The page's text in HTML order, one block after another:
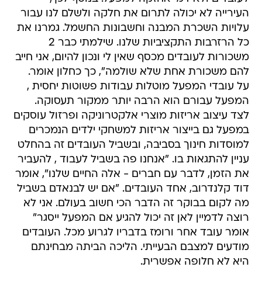
העירייה לא יכולה לתרום את חלקה ולשלם לנו עבור
עלויות השכרת המבנה וחשבונות החשמל. גמרנו את
כל הרזרבות התקציביות שלנו. שילמתי כבר 2
משכורות לעובדים מכסף שאין לי ונכון להיום, אני חייב
להם משכורת אחת שלא שולמה", כך כחלון אומר.
על עובדי המפעל מוטלות עבודות פשוטות יחסית ,
המפעל עבורם הוא הרבה יותר ממקור תעסוקה.
לצד עיצוב אריזות מוצרי אלקטרוניקה ופרזול עוסקים
במפעל גם בייצור אריזות למשחקי ילדים הנמכרים
למוסדות חינוך בסביבה, ובשביל העובדים זה בהחלט
עניין להתגאות בו. "אנחנו פה בשביל לעבוד , להעביר
את הזמן, לדבר עם חברים - אלה החיים שלנו", אומר
דוד קלנדרוב, אחד העובדים. "אם יש לבנאדם בשביל
מה לקום בבוקר זה הדבר הכי חשוב בעולם. אני לא
רוצה לדמיין לאן זה יכול להגיע אם המפעל ייסגר"
אומר עובד אחר ורומז בדבריו לגרוע מכל. העובדים
מודעים למצבם הבעייתי. הליכה הביתה מבחינתם
היא לא חלופה אפשרית.